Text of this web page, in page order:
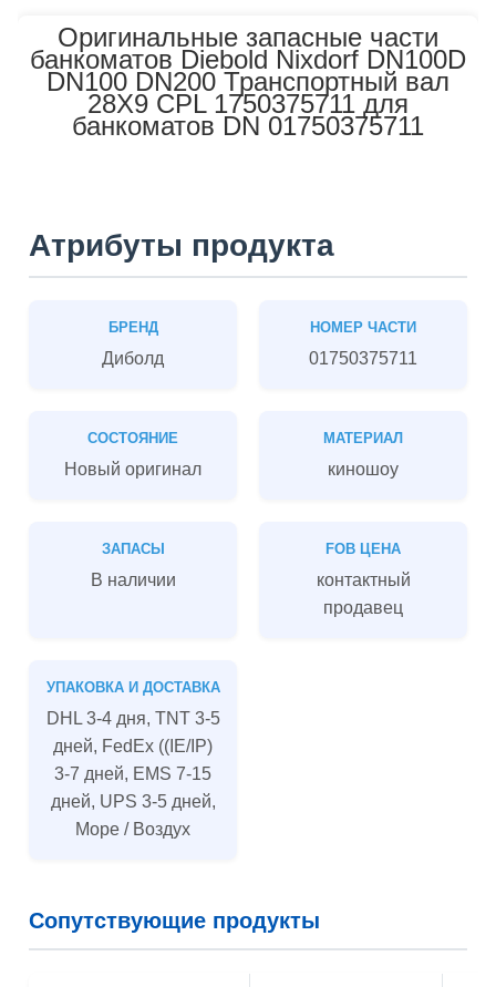
Оригинальные запасные части
банкоматов Diebold Nixdorf DN100D
DN100 DN200 Транспортный вал
28X9 CPL 1750375711 для
банкоматов DN 01750375711
Атрибуты продукта
БРЕНД
Диболд
НОМЕР ЧАСТИ
01750375711
СОСТОЯНИЕ
Новый оригинал
МАТЕРИАЛ
киношоу
ЗАПАСЫ
В наличии
FOB ЦЕНА
контактный
продавец
УПАКОВКА И ДОСТАВКА
DHL 3-4 дня, TNT 3-5
дней, FedEx ((IE/IP)
3-7 дней, EMS 7-15
дней, UPS 3-5 дней,
Море / Воздух
Сопутствующие продукты